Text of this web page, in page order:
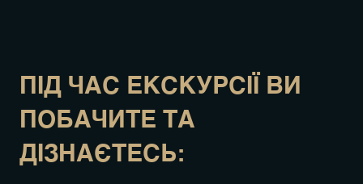
ПІД ЧАС ЕКСКУРСІЇ ВИ
ПОБАЧИТЕ ТА
ДІЗНАЄТЕСЬ: